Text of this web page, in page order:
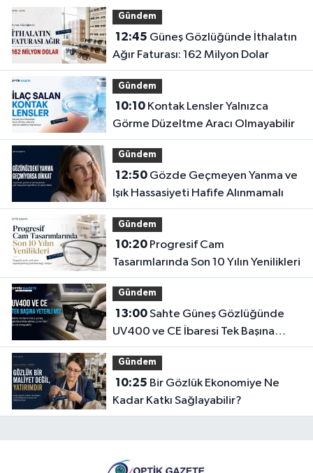
Gündem
12:45
Ağır Faturası: 162 Milyon Dolar
Gündem
10:10Kontak Lensler Yalnızca
Görme Düzeltme Aracı Olmayabilir
Gündem
12:50Gözde Geçmeyen Yanma ve
Işık Hassasiyeti Hafife Alınmamalı
Gündem
10:20Progresif Cam
Tasarımlarında Son 10 Yılın Yenilikleri
Gündem
13:00Sahte Güneş Gözlüğünde
UV400 ve CE İbaresi Tek Başına
Yeterli mi?
Gündem
10:25
Kadar Katkı Sağlayabilir?